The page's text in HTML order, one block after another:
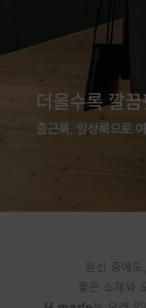
여름은 귀엽
체형커버까지 완벽한
임신 중에
좋은 소재와